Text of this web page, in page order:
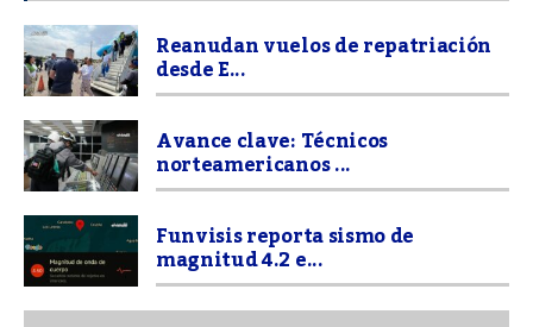
Reanudan vuelos de repatriación
desde E...
Avance clave: Técnicos
norteamericanos ...
Funvisis reporta sismo de
magnitud 4.2 e...